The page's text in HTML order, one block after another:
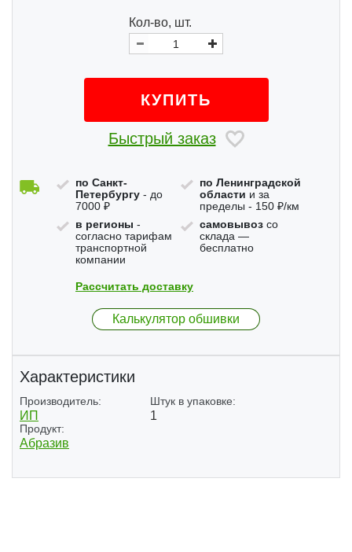
Кол-во, шт.
КУПИТЬ
Быстрый заказ
по Санкт-
Петербургу - до
7000 ₽
по Ленинградской
области и за
пределы - 150 ₽/км
в регионы -
согласно тарифам
транспортной
компании
самовывозсо
склада —
бесплатно
Рассчитать доставку
Калькулятор обшивки
Характеристики
Производитель:
ИП
Штук в упаковке:
1
Продукт:
Абразив